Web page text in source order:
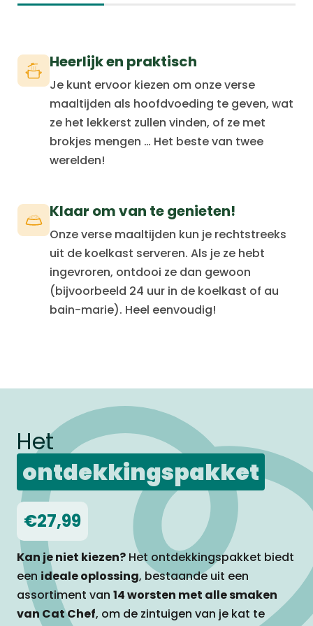
Heerlijk en praktisch
Je kunt ervoor kiezen om onze verse
maaltijden als hoofdvoeding te geven, wat
ze het lekkerst zullen vinden, of ze met
brokjes mengen … Het beste van twee
werelden!
Klaar om van te genieten!
Onze verse maaltijden kun je rechtstreeks
uit de koelkast serveren. Als je ze hebt
ingevroren, ontdooi ze dan gewoon
(bijvoorbeeld 24 uur in de koelkast of au
bain-marie). Heel eenvoudig!
Het
ontdekkingspakket
€27,99
Kan je niet kiezen? Het ontdekkingspakket biedt
een ideale oplossing, bestaande uit een
assortiment van 14 worsten met alle smaken
van Cat Chef, om de zintuigen van je kat te